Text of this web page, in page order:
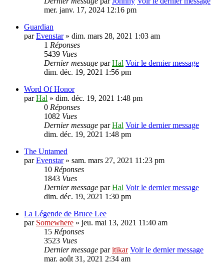
mer. janv. 17, 2024 12:16 pm
Guardian
parEvenstar» dim. mars 28, 2021 1:03 am
1 Réponses
5439 Vues
Dernier message parHal Voir le dernier message
dim. déc. 19, 2021 1:56 pm
Word Of Honor
parHal » dim. déc. 19, 2021 1:48 pm
0 Réponses
1082 Vues
Dernier message parHal Voir le dernier message
dim. déc. 19, 2021 1:48 pm
The Untamed
parEvenstar» sam. mars 27, 2021 11:23 pm
10 Réponses
1843 Vues
Dernier message parHal Voir le dernier message
dim. déc. 19, 2021 1:30 pm
La Légende de Bruce Lee
par Somewhere » jeu. mai 13, 2021 11:40 am
15 Réponses
3523 Vues
Dernier message paritikar Voir le dernier message
mar. août 31, 2021 2:34 am